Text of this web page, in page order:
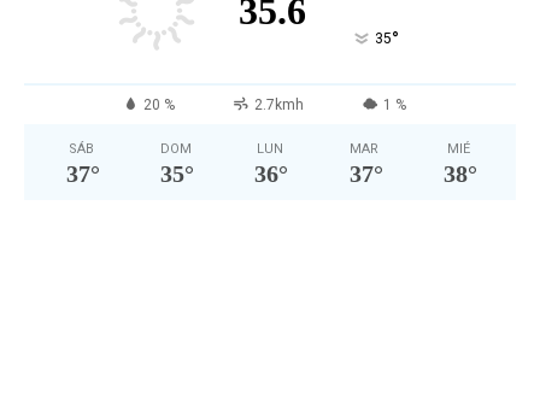
35.6
35°
20 % 2.7kmh 1 %
SÁB
37°
DOM
35°
LUN
36°
MAR
37°
MIÉ
38°